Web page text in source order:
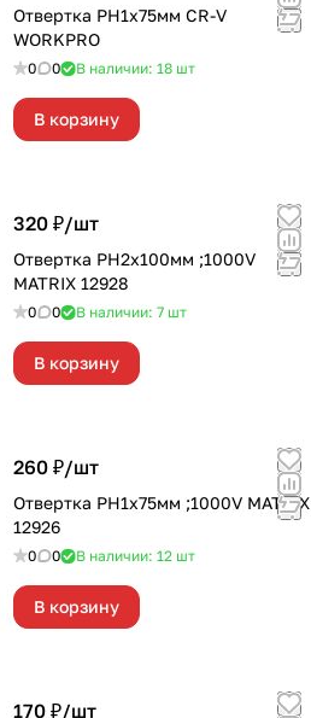
Отвертка PH1x75мм CR-V
WORKPRO
0 0 В наличии: 18 шт
В корзину
320 ₽/шт
Отвертка PH2х100мм ;1000V
MATRIX 12928
0 0 В наличии: 7 шт
В корзину
260 ₽/шт
Отвертка PH1х75мм ;1000V MATRIX
12926
0 0 В наличии: 12 шт
В корзину
170 ₽/шт